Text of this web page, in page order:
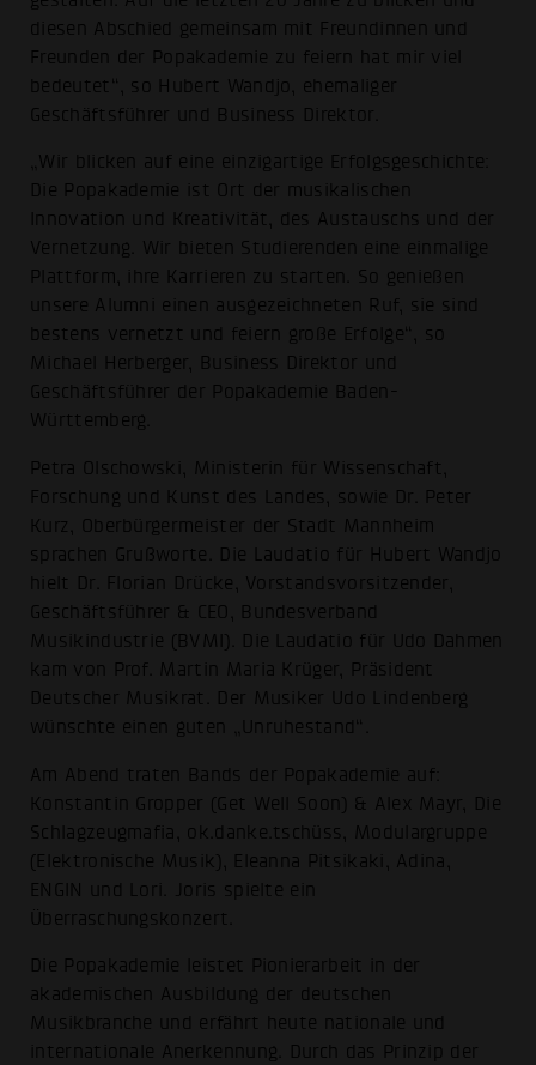
diesen Abschied gemeinsam mit Freundinnen und
Freunden der Popakademie zu feiern hat mir viel
bedeutet“, so Hubert Wandjo, ehemaliger
Geschäftsführer und Business Direktor.
„Wir blicken auf eine einzigartige Erfolgsgeschichte:
Die Popakademie ist Ort der musikalischen
Innovation und Kreativität, des Austauschs und der
Vernetzung. Wir bieten Studierenden eine einmalige
Plattform, ihre Karrieren zu starten. So genießen
unsere Alumni einen ausgezeichneten Ruf, sie sind
bestens vernetzt und feiern große Erfolge“, so
Michael Herberger, Business Direktor und
Geschäftsführer der Popakademie Baden-
Württemberg.
Petra Olschowski, Ministerin für Wissenschaft,
Forschung und Kunst des Landes, sowie Dr. Peter
Kurz, Oberbürgermeister der Stadt Mannheim
sprachen Grußworte. Die Laudatio für Hubert Wandjo
hielt Dr. Florian Drücke, Vorstandsvorsitzender,
Geschäftsführer & CEO, Bundesverband
Musikindustrie (BVMI). Die Laudatio für Udo Dahmen
kam von Prof. Martin Maria Krüger, Präsident
Deutscher Musikrat. Der Musiker Udo Lindenberg
wünschte einen guten „Unruhestand“.
Am Abend traten Bands der Popakademie auf:
Konstantin Gropper (Get Well Soon) & Alex Mayr, Die
Schlagzeugmafia, ok.danke.tschüss, Modulargruppe
(Elektronische Musik), Eleanna Pitsikaki, Adina,
ENGIN und Lori. Joris spielte ein
Überraschungskonzert.
Die Popakademie leistet Pionierarbeit in der
akademischen Ausbildung der deutschen
Musikbranche und erfährt heute nationale und
internationale Anerkennung. Durch das Prinzip der